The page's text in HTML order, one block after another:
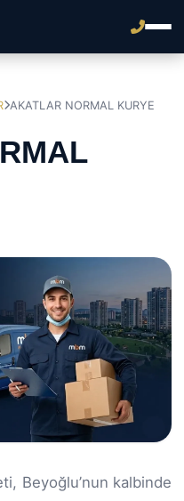
AKATLAR NORMAL KURYE
Beyoğlu’nun kalbinde